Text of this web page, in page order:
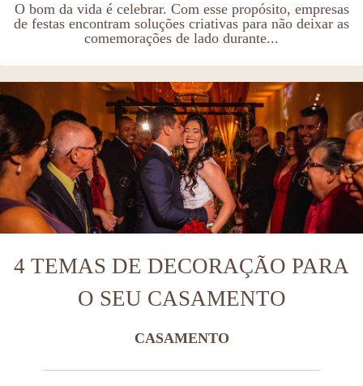
O bom da vida é celebrar. Com esse propósito, empresas
de festas encontram soluções criativas para não deixar as
comemorações de lado durante...
4 TEMAS DE DECORAÇÃO PARA
O SEU CASAMENTO
CASAMENTO